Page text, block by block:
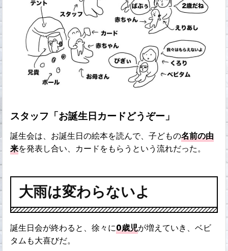
スタッフ「お誕生日カードどうぞー」
誕生会は、お誕生日の絵本を読んで、子どもの名前の由
来を発表し合い、カードをもらうという流れだった。
大雨は変わらないよ
誕生日会が終わると、徐々に0歳児が増えていき、ベビ
タムも大喜びだ。